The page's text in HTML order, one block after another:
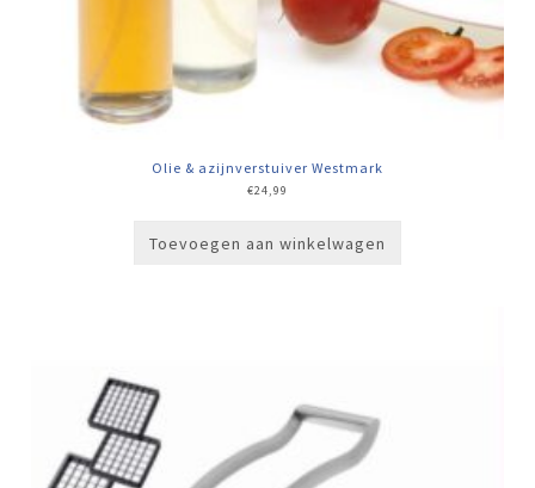
Olie & azijnverstuiver Westmark
€24,99
Toevoegen aan winkelwagen